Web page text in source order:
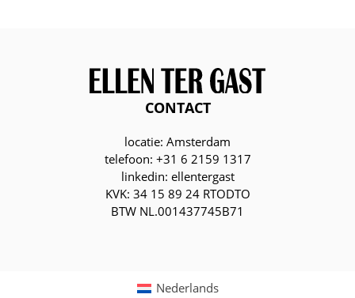
CONTACT
locatie: Amsterdam
telefoon: +31 6 2159 1317
linkedin: ellentergast
KVK: 34 15 89 24 RTODTO
BTW NL.001437745B71
Nederlands